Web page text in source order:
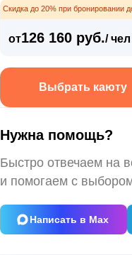
Скидка до 20% при бронировании
от126 160 руб./ чел
Выбрать каюту
Нужна помощь?
Быстро отвечаем на
и помогаем с
Написать в Max